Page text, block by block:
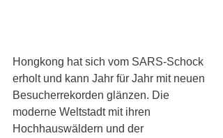
Hongkong hat sich vom SARS-Schock
erholt und kann Jahr für Jahr mit neuen
Besucherrekorden glänzen. Die
moderne Weltstadt mit ihren
Hochhauswäldern und der